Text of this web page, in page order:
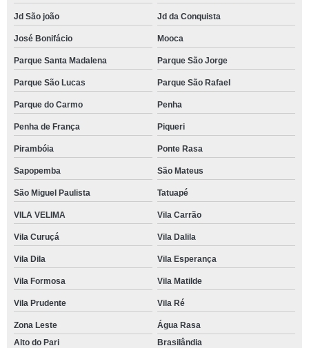
Jd São joão Jd da Conquista
José Bonifácio Mooca
Parque Santa Madalena Parque São Jorge
Parque São Lucas Parque São Rafael
Parque do Carmo Penha
Penha de França Piqueri
Pirambóia Ponte Rasa
Sapopemba São Mateus
São Miguel Paulista Tatuapé
VILA VELIMA Vila Carrão
Vila Curuçá Vila Dalila
Vila Dila Vila Esperança
Vila Formosa Vila Matilde
Vila Prudente Vila Ré
Zona Leste
Água Rasa
Alto do Pari
Brasilândia